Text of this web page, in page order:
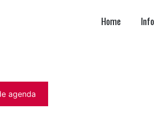
Home Info
agenda